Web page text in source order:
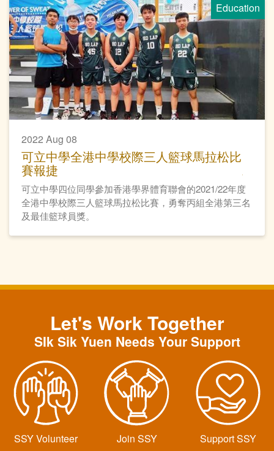
Education
2022 Aug 08
可立中學全港中學校際三人籃球馬拉松比
賽報捷
可立中學四位同學參加香港學界體育聯會的2021/22年度
全港中學校際三人籃球馬拉松比賽，勇奪丙組全港第三名
及最佳籃球員獎。
Let's Work Together
SIk Sik Yuen Needs Your Support
SSY Volunteer Join SSY Support SSY